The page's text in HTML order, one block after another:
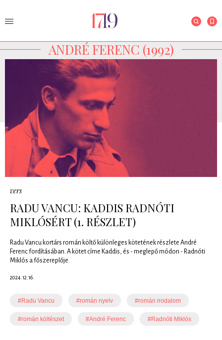
ANDRÉ FERENC (1992)
vers
RADU VANCU: KADDIS RADNÓTI
MIKLÓSÉRT (1. RÉSZLET)
Radu Vancu kortárs román költő különleges kötetének részlete André
Ferenc fordításában. A kötet címe Kaddis, és - meglepő módon - Radnóti
Miklós a főszereplője.
2024.12.16.
#Radu Vancu #román nyelv #román irodalom
#román költészet #André Ferenc #Radnóti Miklós